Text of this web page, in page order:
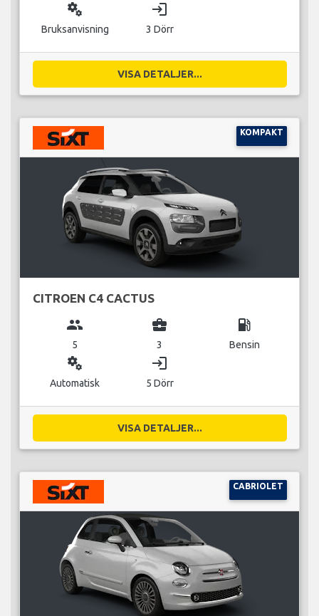
miscellaneous_services
Bruksanvisning
login
3 Dörr
VISA DETALJER...
KOMPAKT
CITROEN C4 CACTUS
group
5
business_center
3
local_gas_station
Bensin
miscellaneous_services
Automatisk
login
5 Dörr
VISA DETALJER...
CABRIOLET